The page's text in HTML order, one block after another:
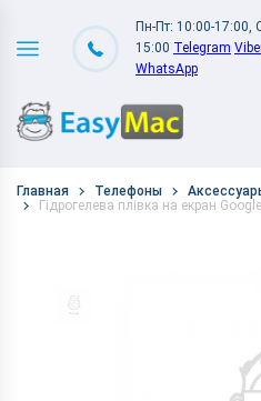
Пн-Пт: 10:00-17:00,
15:00 Telegram
WhatsApp
Главная Телефоны
Гідрогелева плівка на екран